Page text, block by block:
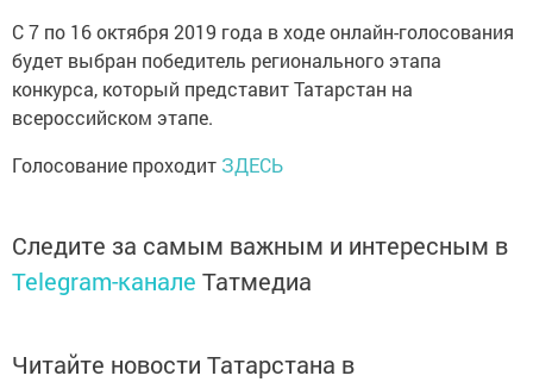
С 7 по 16 октября 2019 года в ходе онлайн-голосования
будет выбран победитель регионального этапа
конкурса, который представит Татарстан на
всероссийском этапе.
Голосование проходит ЗДЕСЬ
Следите за самым важным и интересным в
Telegram-канале Татмедиа
Читайте новости Татарстана в